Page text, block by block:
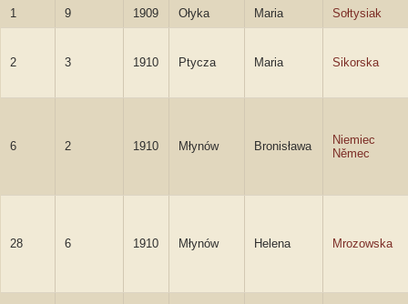
1 9 1909 Ołyka Maria Sołtysiak
2 3 1910 Ptycza Maria Sikorska
6 2 1910 Młynów Bronisława
Niemiec
Němec
28 6 1910 Młynów Helena Mrozowska